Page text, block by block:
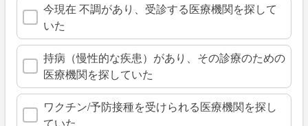
今現在 不調があり、受診する医療機関を探して
いた
持病（慢性的な疾患）があり、その診療のための
医療機関を探していた
ワクチン/予防接種を受けられる医療機関を探し